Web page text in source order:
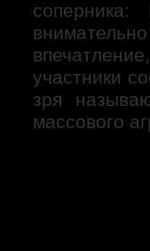
участники
зря
массового